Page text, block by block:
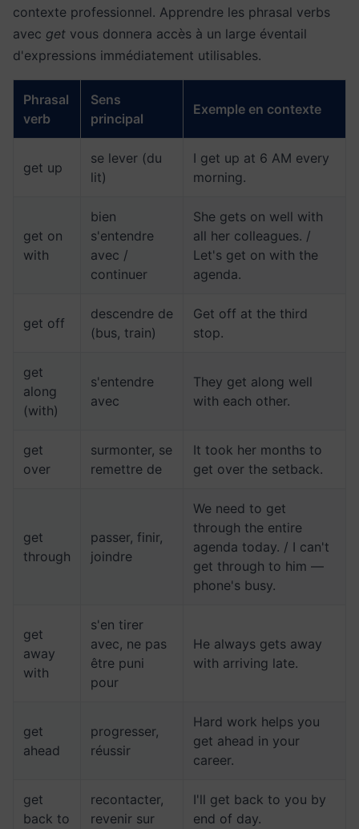
contexte professionnel. Apprendre les phrasal verbs
avec get vous donnera accès à un large éventail
d'expressions immédiatement utilisables.
Phrasal
verb
Sens
principal
Exemple en contexte
get up
se lever (du
lit)
I get up at 6 AM every
morning.
get on
with
bien
s'entendre
avec /
continuer
She gets on well with
all her colleagues. /
Let's get on with the
agenda.
get off
descendre de
(bus, train)
Get off at the third
stop.
get
along
(with)
s'entendre
avec
They get along well
with each other.
get
over
surmonter, se
remettre de
It took her months to
get over the setback.
get
through
passer, finir,
joindre
We need to get
through the entire
agenda today. / I can't
get through to him —
phone's busy.
get
away
with
s'en tirer
avec, ne pas
être puni
pour
He always gets away
with arriving late.
get
ahead
progresser,
réussir
Hard work helps you
get ahead in your
career.
get
back to
recontacter,
revenir sur
I'll get back to you by
end of day.